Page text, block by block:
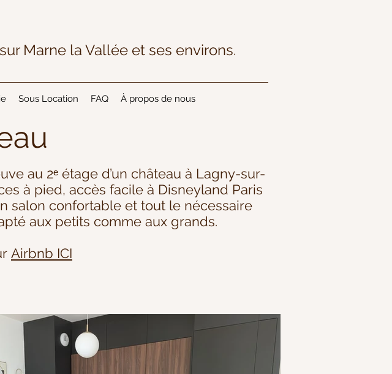
Marne la Vallée et ses environs.
Sous Location FAQ À propos de nous
au 2ᵉ étage d’un château à Lagny-sur-
à pied, accès facile à Disneyland Paris
salon confortable et tout le nécessaire
aux petits comme aux grands.
Airbnb ICI